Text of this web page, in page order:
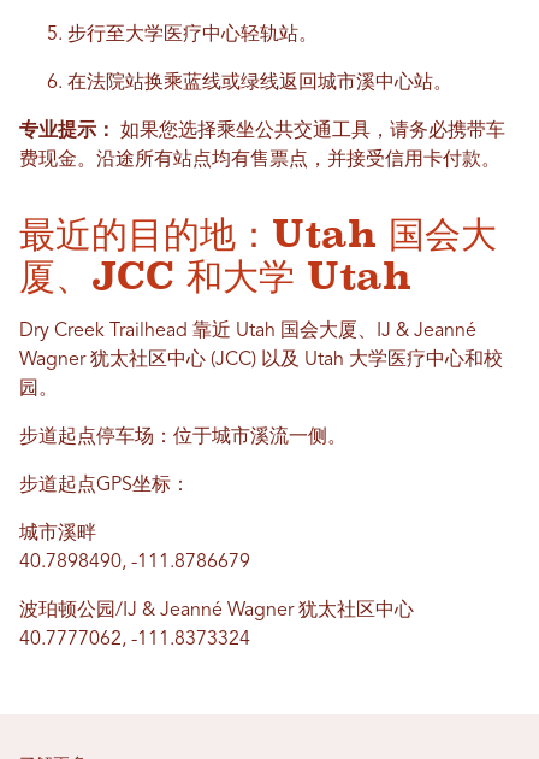
步行至大学医疗中心轻轨站。
在法院站换乘蓝线或绿线返回城市溪中心站。
专业提示：
如果您选择乘坐公共交通工具，请务必携带车
费现金。沿途所有站点均有售票点，并接受信用卡付款。
最近的目的地：Utah 国会大
厦、JCC 和大学 Utah
Dry Creek Trailhead 靠近 Utah 国会大厦、IJ & Jeanné
Wagner 犹太社区中心 (JCC) 以及 Utah 大学医疗中心和校
园。
步道起点停车场：位于城市溪流一侧。
步道起点GPS坐标：
城市溪畔
40.7898490, -111.8786679
波珀顿公园/IJ & Jeanné Wagner 犹太社区中心
40.7777062, -111.8373324